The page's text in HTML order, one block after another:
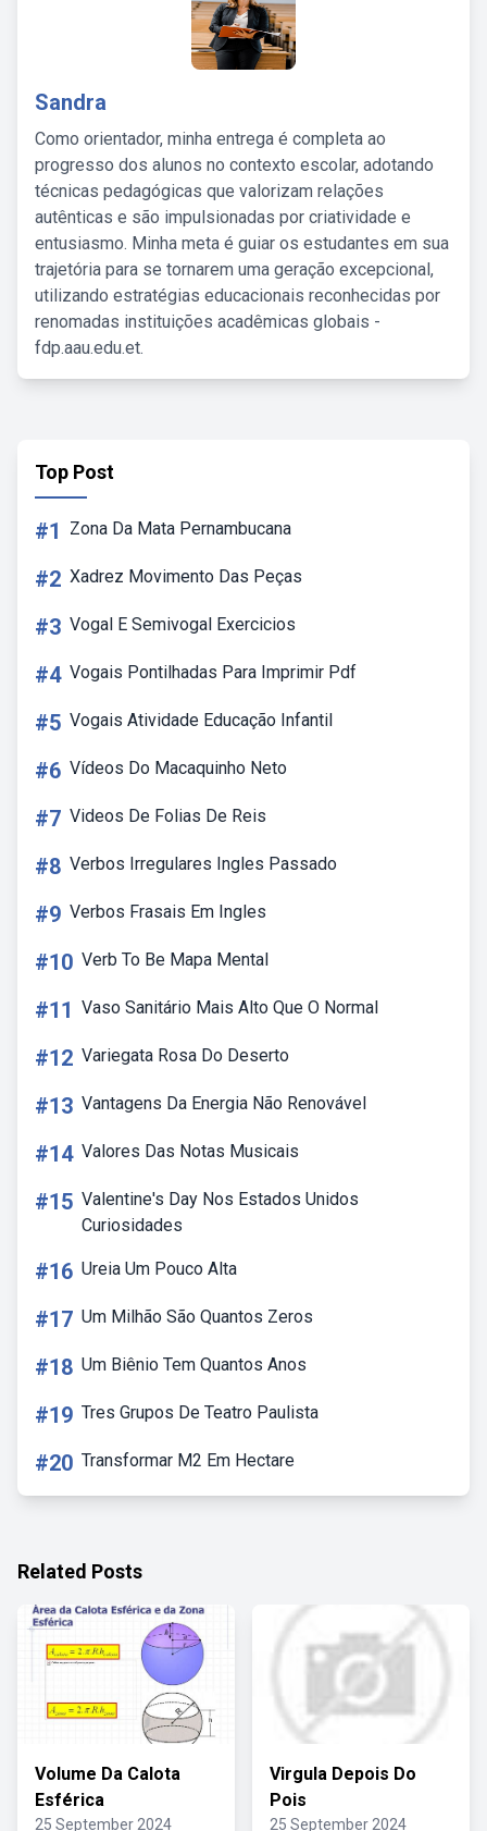
Sandra
Como orientador, minha entrega é completa ao
progresso dos alunos no contexto escolar, adotando
técnicas pedagógicas que valorizam relações
autênticas e são impulsionadas por criatividade e
entusiasmo. Minha meta é guiar os estudantes em sua
trajetória para se tornarem uma geração excepcional,
utilizando estratégias educacionais reconhecidas por
renomadas instituições acadêmicas globais -
fdp.aau.edu.et.
Top Post
#1 Zona Da Mata Pernambucana
#2 Xadrez Movimento Das Peças
#3 Vogal E Semivogal Exercicios
#4 Vogais Pontilhadas Para Imprimir Pdf
#5 Vogais Atividade Educação Infantil
#6 Vídeos Do Macaquinho Neto
#7 Videos De Folias De Reis
#8 Verbos Irregulares Ingles Passado
#9 Verbos Frasais Em Ingles
#10 Verb To Be Mapa Mental
#11 Vaso Sanitário Mais Alto Que O Normal
#12 Variegata Rosa Do Deserto
#13 Vantagens Da Energia Não Renovável
#14 Valores Das Notas Musicais
#15 Valentine's Day Nos Estados Unidos
Curiosidades
#16 Ureia Um Pouco Alta
#17 Um Milhão São Quantos Zeros
#18 Um Biênio Tem Quantos Anos
#19 Tres Grupos De Teatro Paulista
#20 Transformar M2 Em Hectare
Related Posts
Volume Da Calota
Esférica
25 September 2024
Virgula Depois Do
Pois
25 September 2024